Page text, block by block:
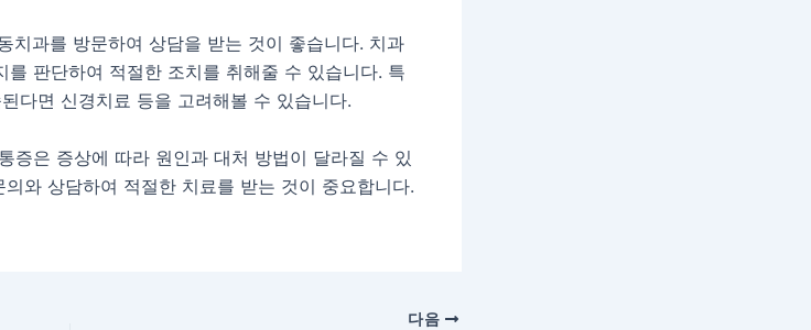
치과를 방문하여 상담을 받는 것이 좋습니다. 치과
판단하여 적절한 조치를 취해줄 수 있습니다. 특
다면 신경치료 등을 고려해볼 수 있습니다.
증은 증상에 따라 원인과 대처 방법이 달라질 수 있
와 상담하여 적절한 치료를 받는 것이 중요합니다.
다음